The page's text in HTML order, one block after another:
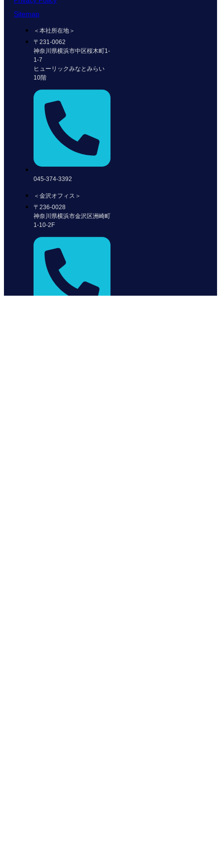
Sitemap
＜本社所在地＞
〒231-0062
神奈川県横浜市中区桜木町1-
1-7
ヒューリックみなとみらい
10階
045-374-3392
＜金沢オフィス＞
〒236-0028
神奈川県横浜市金沢区洲崎町
1-10-2F